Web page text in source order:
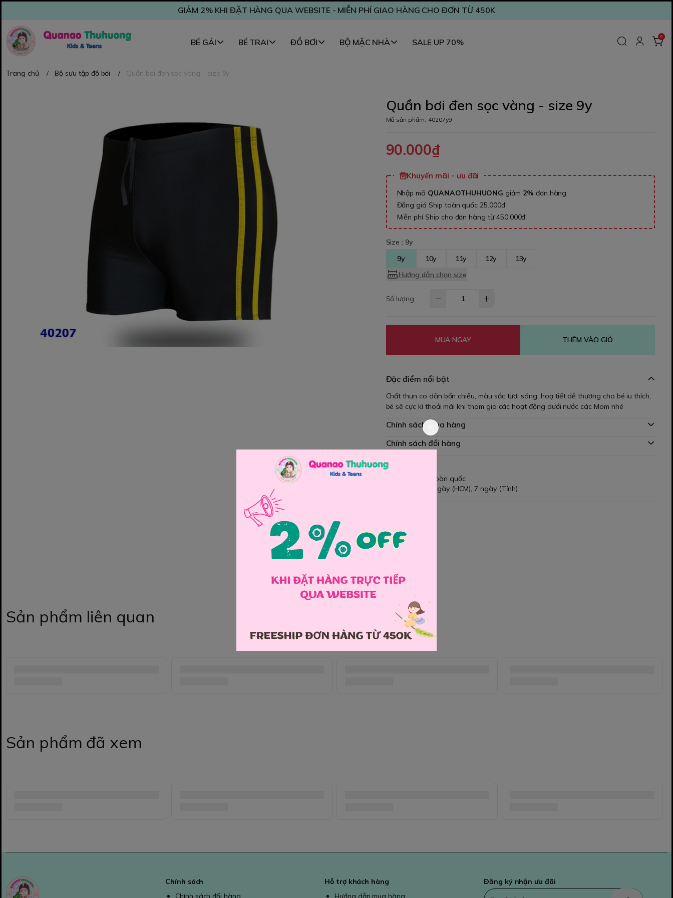
GIẢM 2% KHI ĐẶT HÀNG QUA WEBSITE - MIỄN PHÍ GIAO HÀNG CHO ĐƠN TỪ 450K
BÉ GÁI BÉ TRAI ĐỒ BƠI BỘ MẶC NHÀ SALE UP 70%
0
Trang chủ / Bộ sưu tập đồ bơi / Quần bơi đen sọc vàng - size 9y
Quần bơi đen sọc vàng - size 9y
Mã sản phẩm: 40207y9
90.000₫
Khuyến mãi - ưu đãi
Nhập mã QUANAOTHUHUONG giảm 2% đơn hàng
Đồng giá Ship toàn quốc 25.000đ
Miễn phí Ship cho đơn hàng từ 450.000đ
Size : 9y
9y
10y 11y 12y
13y
Hướng dẫn chọn size
Số lượng
MUA NGAY THÊM VÀO GIỎ
Đặc điểm nổi bật
Chất thun co dãn bốn chiều, màu sắc tươi sáng, hoạ tiết dễ thương cho bé iu thích,
bé sẽ cực kì thoải mái khi tham gia các hoạt động dưới nước các Mom nhé
Chính sách mua hàng
Chính sách đổi hàng
Giao hàng toàn quốc
Đổi hàng 3 ngày (HCM), 7 ngày (Tỉnh)
Sản phẩm liên quan
Sản phẩm đã xem
Chính sách
Chính sách đổi hàng
Hỗ trợ khách hàng
Hướng dẫn mua hàng
Đăng ký nhận ưu đãi